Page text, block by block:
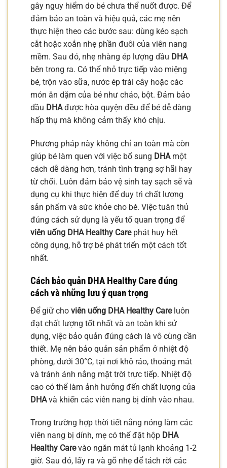
gây nguy hiểm do bé chưa thể nuốt được. Để
đảm bảo an toàn và hiệu quả, các mẹ nên
thực hiện theo các bước sau: dùng kéo sạch
cắt hoặc xoắn nhẹ phần đuôi của viên nang
mềm. Sau đó, nhẹ nhàng ép lượng dầu DHA
bên trong ra. Có thể nhỏ trực tiếp vào miệng
bé, trộn vào sữa, nước ép trái cây hoặc các
món ăn dặm của bé như cháo, bột. Đảm bảo
dầu DHAđược hòa quyện đều để bé dễ dàng
hấp thụ mà không cảm thấy khó chịu.
Phương pháp này không chỉ an toàn mà còn
giúp bé làm quen với việc bổ sung DHAmột
cách dễ dàng hơn, tránh tình trạng sợ hãi hay
từ chối. Luôn đảm bảo vệ sinh tay sạch sẽ và
dụng cụ khi thực hiện để duy trì chất lượng
sản phẩm và sức khỏe cho bé. Việc tuân thủ
đúng cách sử dụng là yếu tố quan trọng để
viên uống DHA Healthy Carephát huy hết
công dụng, hỗ trợ bé phát triển một cách tốt
nhất.
Cách bảo quản DHA Healthy Care đúng
cách và những lưu ý quan trọng
Để giữ cho viên uống DHA Healthy Careluôn
đạt chất lượng tốt nhất và an toàn khi sử
dụng, việc bảo quản đúng cách là vô cùng cần
thiết. Mẹ nên bảo quản sản phẩm ở nhiệt độ
phòng, dưới 30°C, tại nơi khô ráo, thoáng mát
và tránh ánh nắng mặt trời trực tiếp. Nhiệt độ
cao có thể làm ảnh hưởng đến chất lượng của
DHAvà khiến các viên nang bị dính vào nhau.
Trong trường hợp thời tiết nắng nóng làm các
viên nang bị dính, mẹ có thể đặt hộp DHA
Healthy Carevào ngăn mát tủ lạnh khoảng 1-2
giờ. Sau đó, lấy ra và gõ nhẹ để tách rời các